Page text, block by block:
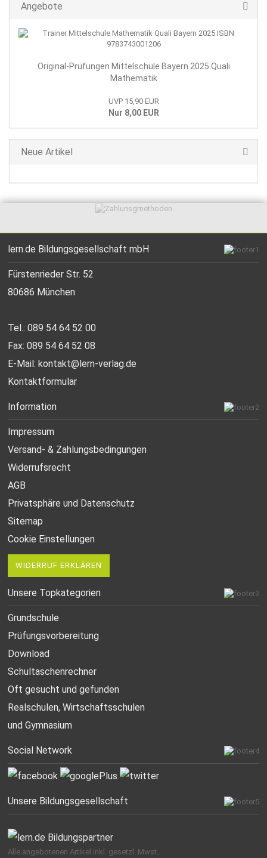
Angebote
Original-Prüfungen Mittelschule Bayern 2025 Quali
Mathematik
UVP 15,90 EUR
Nur 8,00 EUR
Neue Artikel
lern.de Bildungsgesellschaft mbH
Fürstenrieder Str. 52
80686 München
Tel.: 089 54 64 52 00
Fax: 089 54 64 52 08
E-Mail:kontakt@lern-verlag.de
Kontaktformular
Information
Impressum
Versand- & Zahlungsbedingungen
Widerrufsrecht
AGB
Privatsphäre und Datenschutz
Sitemap
Cookie Einstellungen
WIDERRUF ERKLÄREN
Unsere Topkategorien
Grundschule
Prüfungsvorbereitung
Download
Schultaschenrechner
Oft gesucht und gefunden
Realschulen,Wirtschaftsschulen
und Gymnasium
Social Network
Unsere Bildungsgesellschaft
Alle angebotenen Artikel inkl. gesetzl. Mwst..